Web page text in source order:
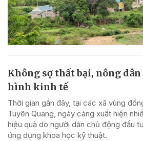
Không sợ thất bại, nông
hình kinh tế
Thời gian gần đây, tại các xã vùng
Tuyên Quang, ngày càng xuất hiện
hiệu quả do người dân chủ động đầu
ứng dụng khoa học kỹ thuật.